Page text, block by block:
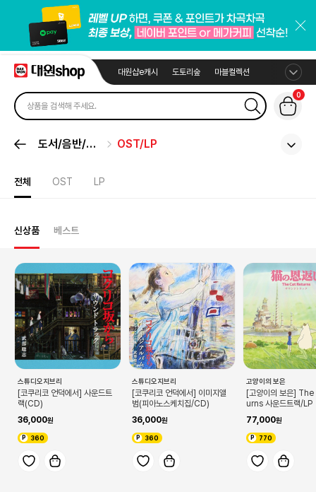
대원샵e캐시 도토리숲 마블컬렉션
0
도서/음반/취
OST/LP
전체 OST LP
신상품 베스트
스튜디오지브리
[코쿠리코 언덕에서] 사운드트
랙(CD)
36,000
360
스튜디오지브리
[코쿠리코 언덕에서] 이미지앨
범(피아노스케치집/CD)
36,000
360
고양이의 보은
[고양이의 보은]
urns 사운드트랙/LP
77,000
770